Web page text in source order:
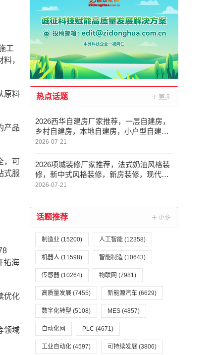
工
，
原料
产品
，可
式服
拓海
优化
领域
热点话题
2026西华自建房厂家推荐，一层自建房，
乡村自建房，本地自建房，小户型自建
房，二层自建房厂家优选指南！
2026-07-21
2026项城装修厂家推荐，法式奶油风格装
修，新中式风格装修，新房装修，现代简
约风格装修，意式极简风格装修厂家优选
2026-07-21
话题推荐
制造业 (15200) 人工智能 (12358)
机器人 (11598) 智能制造 (10643)
传感器 (10264) 物联网 (7981)
高质量发展 (7455) 新能源汽车 (6629)
数字化转型 (5108) MES (4857)
自动化网 PLC (4671)
工业自动化 (4597) 可持续发展 (3806)